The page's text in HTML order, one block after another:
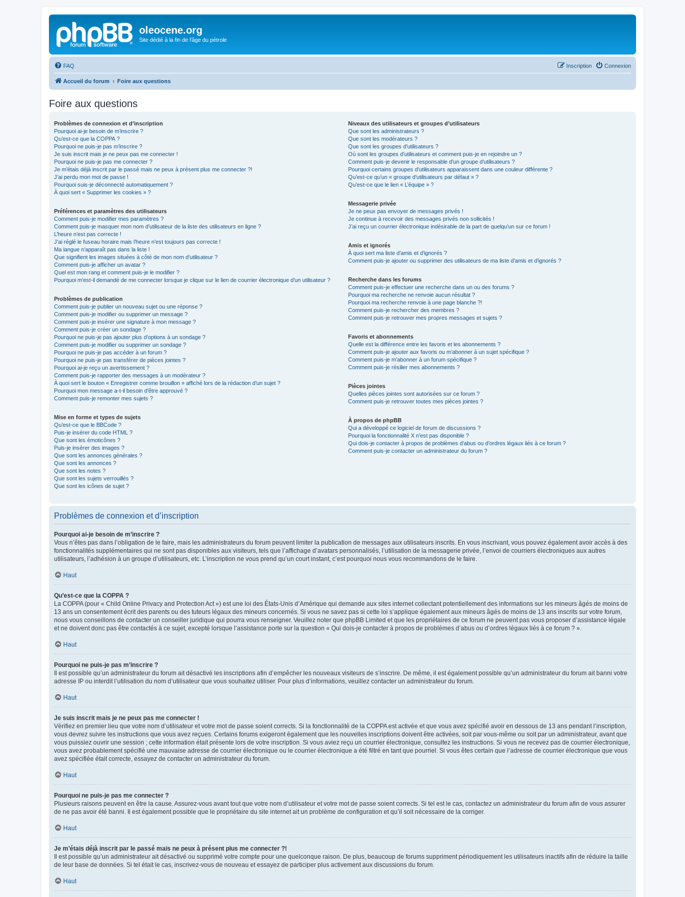
oleocene.org
Site dédié à la fin de l'âge du pétrole
FAQ Connexion
Inscription
Accueil du forum Foire aux questions
Foire aux questions
Problèmes de connexion et d’inscription
Pourquoi ai-je besoin de m’inscrire ?
Qu’est-ce que la COPPA ?
Pourquoi ne puis-je pas m’inscrire ?
Je suis inscrit mais je ne peux pas me connecter !
Pourquoi ne puis-je pas me connecter ?
Je m’étais déjà inscrit par le passé mais ne peux à présent plus me connecter ?!
J’ai perdu mon mot de passe !
Pourquoi suis-je déconnecté automatiquement ?
À quoi sert « Supprimer les cookies » ?
Préférences et paramètres des utilisateurs
Comment puis-je modifier mes paramètres ?
Comment puis-je masquer mon nom d’utilisateur de la liste des utilisateurs en ligne ?
L’heure n’est pas correcte !
J’ai réglé le fuseau horaire mais l’heure n’est toujours pas correcte !
Ma langue n’apparaît pas dans la liste !
Que signifient les images situées à côté de mon nom d’utilisateur ?
Comment puis-je afficher un avatar ?
Quel est mon rang et comment puis-je le modifier ?
Pourquoi m’est-il demandé de me connecter lorsque je clique sur le lien de courrier électronique d’un utilisateur ?
Problèmes de publication
Comment puis-je publier un nouveau sujet ou une réponse ?
Comment puis-je modifier ou supprimer un message ?
Comment puis-je insérer une signature à mon message ?
Comment puis-je créer un sondage ?
Pourquoi ne puis-je pas ajouter plus d’options à un sondage ?
Comment puis-je modifier ou supprimer un sondage ?
Pourquoi ne puis-je pas accéder à un forum ?
Pourquoi ne puis-je pas transférer de pièces jointes ?
Pourquoi ai-je reçu un avertissement ?
Comment puis-je rapporter des messages à un modérateur ?
À quoi sert le bouton « Enregistrer comme brouillon » affiché lors de la rédaction d’un sujet ?
Pourquoi mon message a-t-il besoin d’être approuvé ?
Comment puis-je remonter mes sujets ?
Mise en forme et types de sujets
Qu’est-ce que le BBCode ?
Puis-je insérer du code HTML ?
Que sont les émoticônes ?
Puis-je insérer des images ?
Que sont les annonces générales ?
Que sont les annonces ?
Que sont les notes ?
Que sont les sujets verrouillés ?
Que sont les icônes de sujet ?
Niveaux des utilisateurs et groupes d’utilisateurs
Que sont les administrateurs ?
Que sont les modérateurs ?
Que sont les groupes d’utilisateurs ?
Où sont les groupes d’utilisateurs et comment puis-je en rejoindre un ?
Comment puis-je devenir le responsable d’un groupe d’utilisateurs ?
Pourquoi certains groupes d’utilisateurs apparaissent dans une couleur différente ?
Qu’est-ce qu’un « groupe d’utilisateurs par défaut » ?
Qu’est-ce que le lien « L’équipe » ?
Messagerie privée
Je ne peux pas envoyer de messages privés !
Je continue à recevoir des messages privés non sollicités !
J’ai reçu un courrier électronique indésirable de la part de quelqu’un sur ce forum !
Amis et ignorés
À quoi sert ma liste d’amis et d’ignorés ?
Comment puis-je ajouter ou supprimer des utilisateurs de ma liste d’amis et d’ignorés ?
Recherche dans les forums
Comment puis-je effectuer une recherche dans un ou des forums ?
Pourquoi ma recherche ne renvoie aucun résultat ?
Pourquoi ma recherche renvoie à une page blanche ?!
Comment puis-je rechercher des membres ?
Comment puis-je retrouver mes propres messages et sujets ?
Favoris et abonnements
Quelle est la différence entre les favoris et les abonnements ?
Comment puis-je ajouter aux favoris ou m’abonner à un sujet spécifique ?
Comment puis-je m’abonner à un forum spécifique ?
Comment puis-je résilier mes abonnements ?
Pièces jointes
Quelles pièces jointes sont autorisées sur ce forum ?
Comment puis-je retrouver toutes mes pièces jointes ?
À propos de phpBB
Qui a développé ce logiciel de forum de discussions ?
Pourquoi la fonctionnalité X n’est pas disponible ?
Qui dois-je contacter à propos de problèmes d’abus ou d’ordres légaux liés à ce forum ?
Comment puis-je contacter un administrateur du forum ?
Problèmes de connexion et d’inscription
Pourquoi ai-je besoin de m’inscrire ?
Vous n’êtes pas dans l’obligation de le faire, mais les administrateurs du forum peuvent limiter la publication de messages aux utilisateurs inscrits. En vous inscrivant, vous pouvez également avoir accès à des
fonctionnalités supplémentaires qui ne sont pas disponibles aux visiteurs, tels que l’affichage d’avatars personnalisés, l’utilisation de la messagerie privée, l’envoi de courriers électroniques aux autres
utilisateurs, l’adhésion à un groupe d’utilisateurs, etc. L’inscription ne vous prend qu’un court instant, c’est pourquoi nous vous recommandons de le faire.
Haut
Qu’est-ce que la COPPA ?
La COPPA (pour « Child Online Privacy and Protection Act ») est une loi des États-Unis d’Amérique qui demande aux sites internet collectant potentiellement des informations sur les mineurs âgés de moins de
13 ans un consentement écrit des parents ou des tuteurs légaux des mineurs concernés. Si vous ne savez pas si cette loi s’applique également aux mineurs âgés de moins de 13 ans inscrits sur votre forum,
nous vous conseillons de contacter un conseiller juridique qui pourra vous renseigner. Veuillez noter que phpBB Limited et que les propriétaires de ce forum ne peuvent pas vous proposer d’assistance légale
et ne doivent donc pas être contactés à ce sujet, excepté lorsque l’assistance porte sur la question « Qui dois-je contacter à propos de problèmes d’abus ou d’ordres légaux liés à ce forum ? ».
Haut
Pourquoi ne puis-je pas m’inscrire ?
Il est possible qu’un administrateur du forum ait désactivé les inscriptions afin d’empêcher les nouveaux visiteurs de s’inscrire. De même, il est également possible qu’un administrateur du forum ait banni votre
adresse IP ou interdit l’utilisation du nom d’utilisateur que vous souhaitez utiliser. Pour plus d’informations, veuillez contacter un administrateur du forum.
Haut
Je suis inscrit mais je ne peux pas me connecter !
Vérifiez en premier lieu que votre nom d’utilisateur et votre mot de passe soient corrects. Si la fonctionnalité de la COPPA est activée et que vous avez spécifié avoir en dessous de 13 ans pendant l’inscription,
vous devrez suivre les instructions que vous avez reçues. Certains forums exigeront également que les nouvelles inscriptions doivent être activées, soit par vous-même ou soit par un administrateur, avant que
vous puissiez ouvrir une session ; cette information était présente lors de votre inscription. Si vous aviez reçu un courrier électronique, consultez les instructions. Si vous ne recevez pas de courrier électronique,
vous avez probablement spécifié une mauvaise adresse de courrier électronique ou le courrier électronique a été filtré en tant que pourriel. Si vous êtes certain que l’adresse de courrier électronique que vous
avez spécifiée était correcte, essayez de contacter un administrateur du forum.
Haut
Pourquoi ne puis-je pas me connecter ?
Plusieurs raisons peuvent en être la cause. Assurez-vous avant tout que votre nom d’utilisateur et votre mot de passe soient corrects. Si tel est le cas, contactez un administrateur du forum afin de vous assurer
de ne pas avoir été banni. Il est également possible que le propriétaire du site internet ait un problème de configuration et qu’il soit nécessaire de la corriger.
Haut
Je m’étais déjà inscrit par le passé mais ne peux à présent plus me connecter ?!
Il est possible qu’un administrateur ait désactivé ou supprimé votre compte pour une quelconque raison. De plus, beaucoup de forums suppriment périodiquement les utilisateurs inactifs afin de réduire la taille
de leur base de données. Si tel était le cas, inscrivez-vous de nouveau et essayez de participer plus activement aux discussions du forum.
Haut